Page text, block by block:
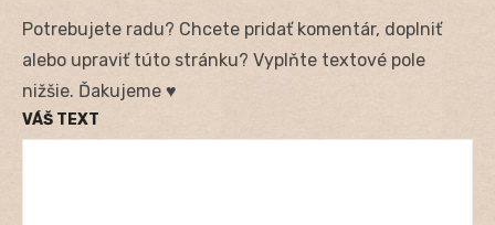
Potrebujete radu? Chcete pridať komentár, doplniť
alebo upraviť túto stránku? Vyplňte textové pole
nižšie. Ďakujeme ♥
VÁŠ TEXT